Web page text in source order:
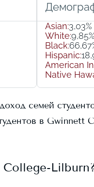
Asian:3,03%
White:9,85%
Black:
Hispanic:
American
Native
семей
в Gwinnett
Lilburn?